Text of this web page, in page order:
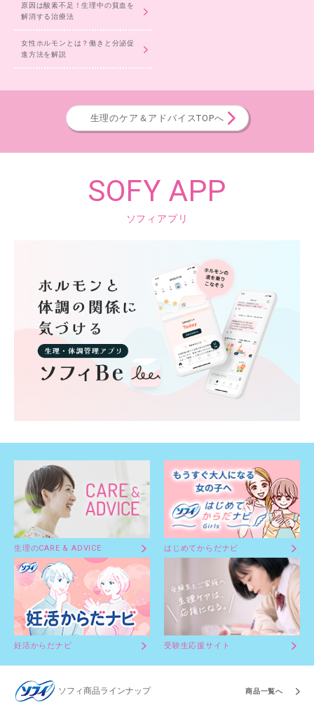
原因は酸素不足！生理中の貧血を
解消する治療法
女性ホルモンとは？働きと分泌促
進方法を解説
生理のケア＆アドバイスTOPへ
SOFY APP
ソフィアプリ
生理のCARE & ADVICE はじめてからだナビ
妊活からだナビ 受験生応援サイト
ソフィ商品ラインナップ 商品一覧へ